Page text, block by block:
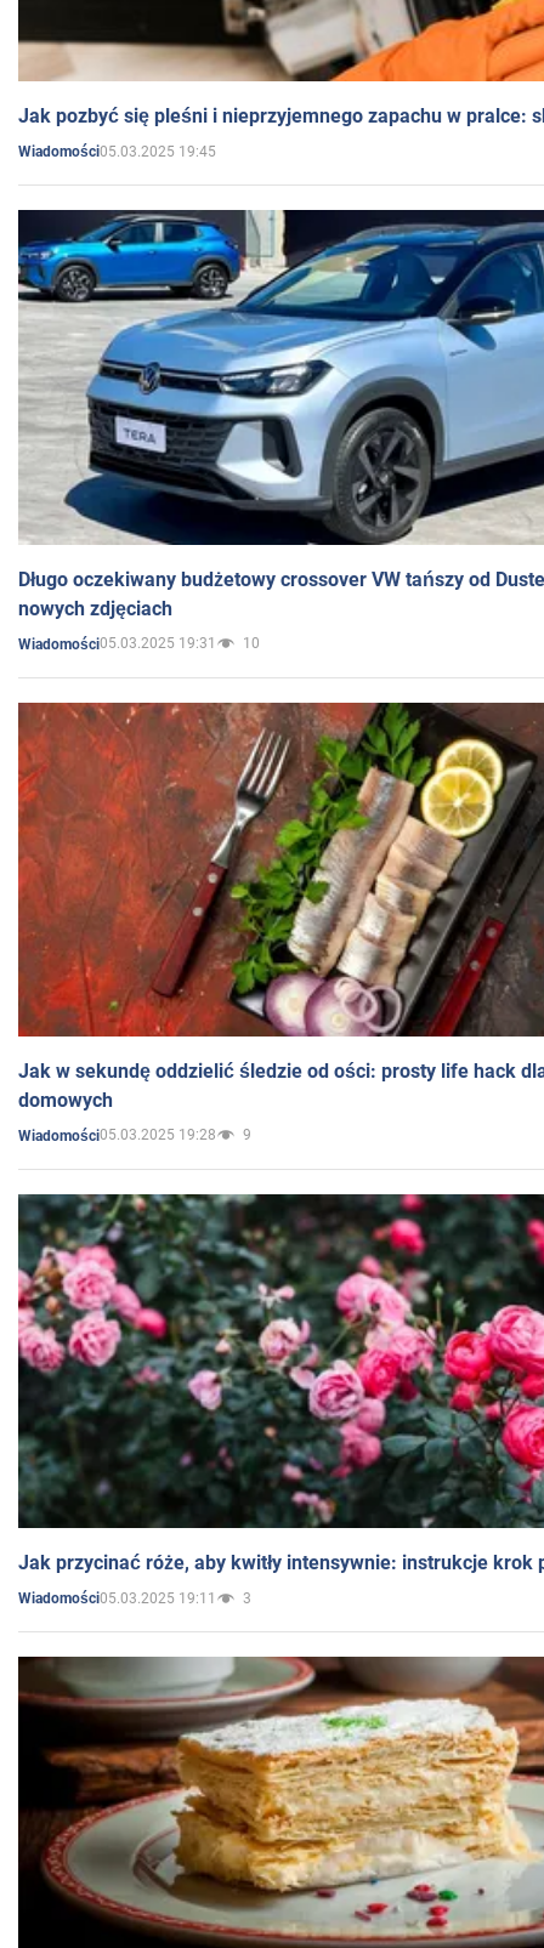
Jak pozbyć się pleśni i nieprzyjemnego zapachu w pralce:
Wiadomości05.03.2025 19:45
Długo oczekiwany budżetowy crossover VW tańszy od
nowych zdjęciach
Wiadomości05.03.2025 19:31 10
Jak w sekundę oddzielić śledzie od ości: prosty life hack
domowych
Wiadomości05.03.2025 19:28 9
Jak przycinać róże, aby kwitły intensywnie: instrukcje krok
Wiadomości05.03.2025 19:11 3